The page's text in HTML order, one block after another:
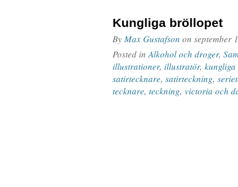
Kungliga bröllopet
By Max Gustafson on september
Posted inAlkohol och droger,
illustrationer, illustratör,
satirtecknare, satirteckning,
tecknare, teckning, victoria och